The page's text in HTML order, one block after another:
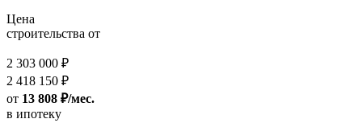
Цена
строительства от
2 303 000 ₽
2 418 150 ₽
от 13 808 ₽/мес.
в ипотеку